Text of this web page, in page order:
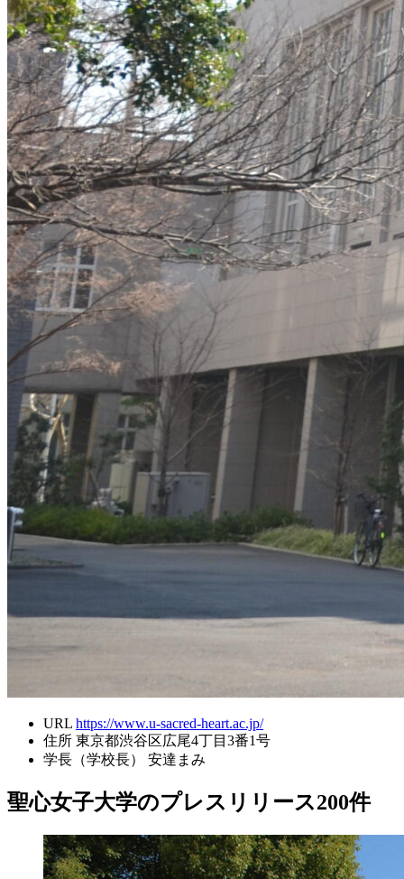
URL https://www.u-sacred-heart.ac.jp/
住所 東京都渋谷区広尾4丁目3番1号
学長（学校長）
安達まみ
聖心女子大学のプレスリリース200件